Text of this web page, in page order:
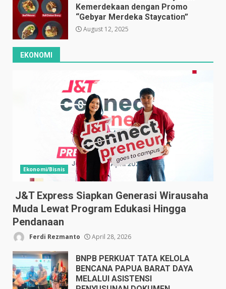
Kemerdekaan dengan Promo
“Gebyar Merdeka Staycation”
August 12, 2025
EKONOMI
Ekonomi/Bisnis
J&T Express Siapkan Generasi Wirausaha
Muda Lewat Program Edukasi Hingga
Pendanaan
Ferdi Rezmanto April 28, 2026
BNPB PERKUAT TATA KELOLA
BENCANA PAPUA BARAT DAYA
MELALUI ASISTENSI